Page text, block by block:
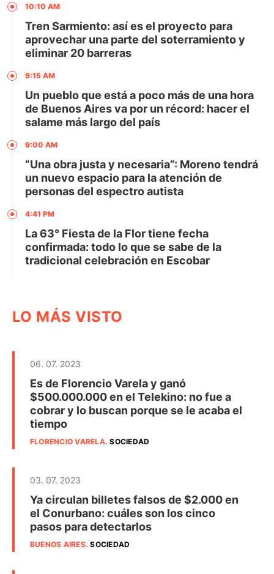
10:10 AM
Tren Sarmiento: así es el proyecto para
aprovechar una parte del soterramiento y
eliminar 20 barreras
9:15 AM
Un pueblo que está a poco más de una hora
de Buenos Aires va por un récord: hacer el
salame más largo del país
9:00 AM
“Una obra justa y necesaria”: Moreno tendrá
un nuevo espacio para la atención de
personas del espectro autista
4:41 PM
La 63° Fiesta de la Flor tiene fecha
confirmada: todo lo que se sabe de la
tradicional celebración en Escobar
LO MÁS VISTO
06. 07. 2023
Es de Florencio Varela y ganó
$500.000.000 en el Telekino: no fue a
cobrar y lo buscan porque se le acaba el
tiempo
FLORENCIO VARELA.SOCIEDAD
03. 07. 2023
Ya circulan billetes falsos de $2.000 en
el Conurbano: cuáles son los cinco
pasos para detectarlos
BUENOS AIRES.SOCIEDAD